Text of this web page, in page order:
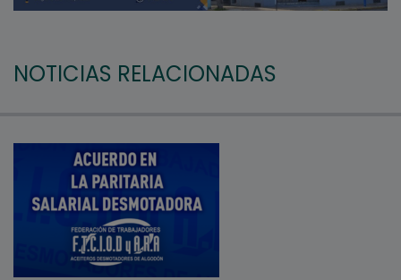
NOTICIAS RELACIONADAS